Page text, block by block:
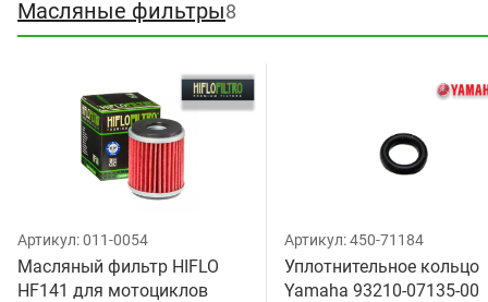
Масляные фильтры8
Артикул:011-0054
Масляный фильтр HIFLO
HF141 для мотоциклов
Артикул:450-71184
Уплотнительное кольцо
Yamaha 93210-07135-00